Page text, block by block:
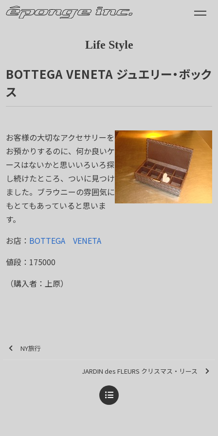
Life Style
BOTTEGA VENETA ジュエリー・ボック
ス
お客様の大切なアクセサリーを
お預かりするのに、何か良いケ
ースはないかと思いいろいろ探
し続けたところ、ついに見つけ
ました。ブラウニーの雰囲気に
もとてもあっていると思いま
す。
お店： BOTTEGA VENETA
値段：175000
（購入者：上原）
NY旅行
JARDIN des FLEURS クリスマス・リース